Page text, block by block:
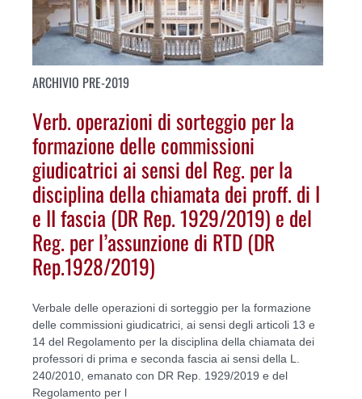
ARCHIVIO PRE-2019
Verb. operazioni di sorteggio per la
formazione delle commissioni
giudicatrici ai sensi del Reg. per la
disciplina della chiamata dei proff. di I
e II fascia (DR Rep. 1929/2019) e del
Reg. per l’assunzione di RTD (DR
Rep.1928/2019)
Verbale delle operazioni di sorteggio per la formazione
delle commissioni giudicatrici, ai sensi degli articoli 13 e
14 del Regolamento per la disciplina della chiamata dei
professori di prima e seconda fascia ai sensi della L.
240/2010, emanato con DR Rep. 1929/2019 e del
Regolamento per l